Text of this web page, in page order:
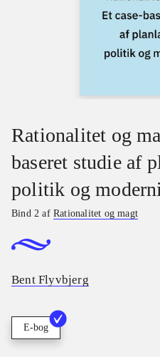
Rationalitet og
baseret studie af
politik og
Bind 2 afRationalitet og magt
Bent Flyvbjerg
E-bog